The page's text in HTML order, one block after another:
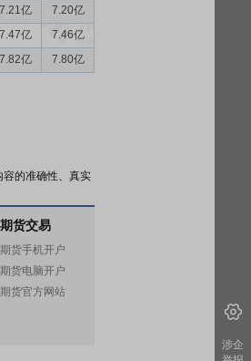
7.21亿
7.20亿
7.47亿
7.46亿
7.82亿 7.80亿
的准确性、真实
期货交易
期货手机开户
期货电脑开户
期货官方网站
涉企